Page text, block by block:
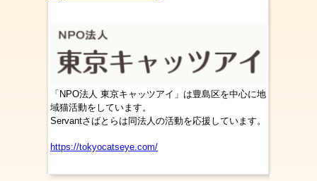
「NPO法人 東京キャッツアイ」は豊島区を中心に地
域猫活動をしています。
Servantさばとらは同法人の活動を応援しています。
https://tokyocatseye.com/